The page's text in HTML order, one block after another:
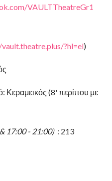
VAULTTheatreGr1
?hl=el)
Κεραμεικός (8' περίπου με
17:00 - 21:00): 213